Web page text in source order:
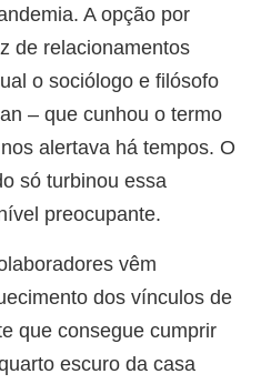
A opção por
de relacionamentos
o sociólogo e filósofo
– que cunhou o termo
alertava há tempos. O
só turbinou essa
preocupante.
vêm
dos vínculos de
que consegue cumprir
escuro da casa